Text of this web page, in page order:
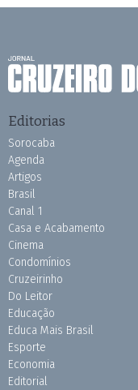
Editorias
Sorocaba
Agenda
Artigos
Brasil
Canal 1
Casa e Acabamento
Cinema
Condomínios
Cruzeirinho
Do Leitor
Educação
Educa Mais Brasil
Esporte
Economia
Editorial